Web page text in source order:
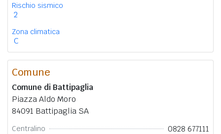
Rischio sismico
2
Zona climatica
C
Comune
Comune di Battipaglia
Piazza Aldo Moro
84091 Battipaglia SA
Centralino 0828 677111